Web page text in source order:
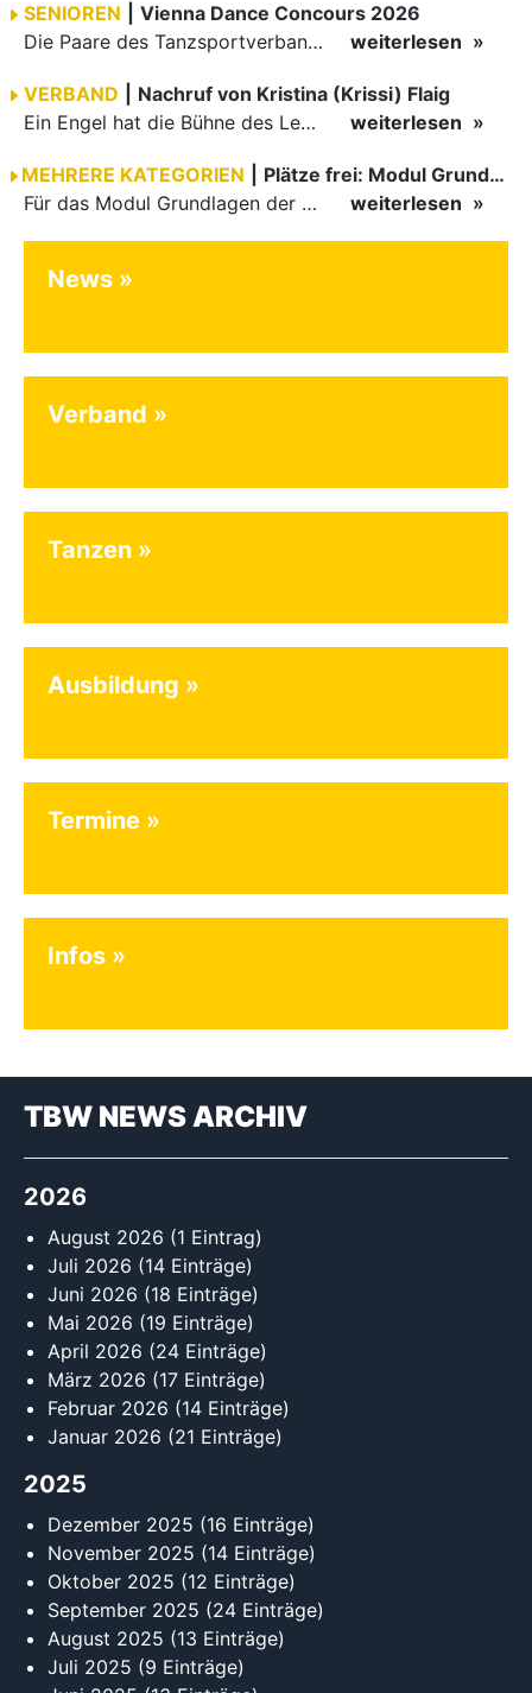
SENIOREN
Vienna Dance Concours 2026
Die Paare des Tanzsportverbandes Baden-Württemberg (TBW) glänzten auf dem internationalen Parkett des Vienna Dance Concourse 2026 im Wiener Rathaus mit hervorragenden Platzierungen Ergebnisse unter: …
weiterlesen
VERBAND
Nachruf von Kristina (Krissi) Flaig
Ein Engel hat die Bühne des Lebens verlassen. Viel zu früh, plötzlich und für uns alle unfassbar, wurde unsere geliebte Kristina (Krissi) Flaig im Alter von 36 Jahren aus dem Leben gerissen. Das Tanzen…
weiterlesen
MEHRERE KATEGORIEN
Plätze frei: Modul Grundlagen
Für das Modul Grundlagen der Breitensportausbildung vom 10. bis 13. September an der Landessportschule Albstadt sind noch Plätze frei. Das Modul kann auch für den Lizenzerhalt (30 LE fachlich) genutzt…
weiterlesen
News
Verband
Tanzen
Ausbildung
Termine
Infos
TBW NEWS ARCHIV
2026
August 2026 (1 Eintrag)
Juli 2026 (14 Einträge)
Juni 2026 (18 Einträge)
Mai 2026 (19 Einträge)
April 2026 (24 Einträge)
März 2026 (17 Einträge)
Februar 2026 (14 Einträge)
Januar 2026 (21 Einträge)
2025
Dezember 2025 (16 Einträge)
November 2025 (14 Einträge)
Oktober 2025 (12 Einträge)
September 2025 (24 Einträge)
August 2025 (13 Einträge)
Juli 2025 (9 Einträge)